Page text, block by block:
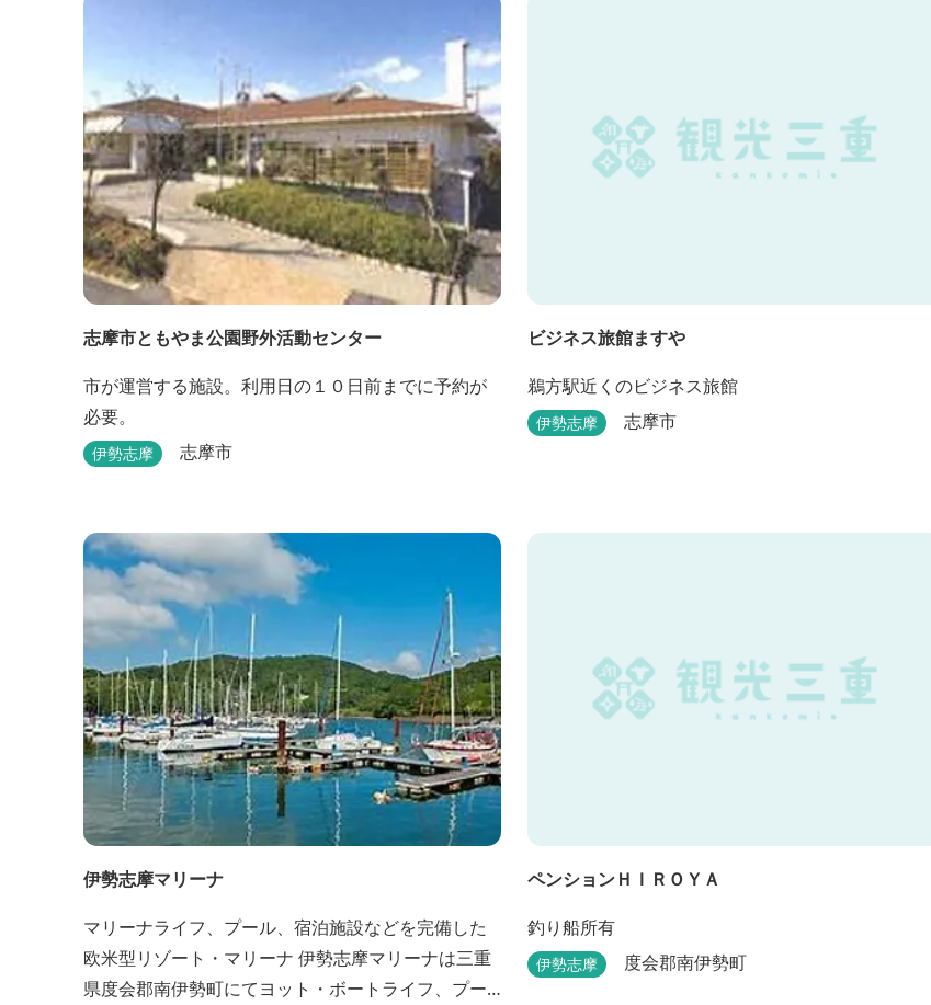
志摩市ともやま公園野外活動センター
市が運営する施設。利用日の１０日前までに予約が
必要。
伊勢志摩 志摩市
ビジネス旅館ますや
鵜方駅近くのビジネス旅館
伊勢志摩 志摩市
伊勢志摩マリーナ
マリーナライフ、プール、宿泊施設などを完備した
欧米型リゾート・マリーナ 伊勢志摩マリーナは三重
県度会郡南伊勢町にてヨット・ボートライフ、プー
ペンションＨＩＲＯＹＡ
釣り船所有
伊勢志摩 度会郡南伊勢町